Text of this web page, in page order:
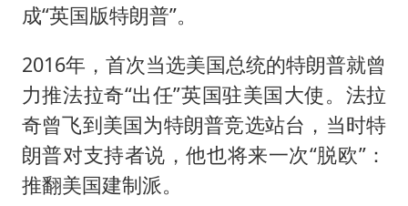
成“英国版特朗普”。
2016年，首次当选美国总统的特朗普就曾
力推法拉奇“出任”英国驻美国大使。法拉
奇曾飞到美国为特朗普竞选站台，当时特
朗普对支持者说，他也将来一次“脱欧”：
推翻美国建制派。